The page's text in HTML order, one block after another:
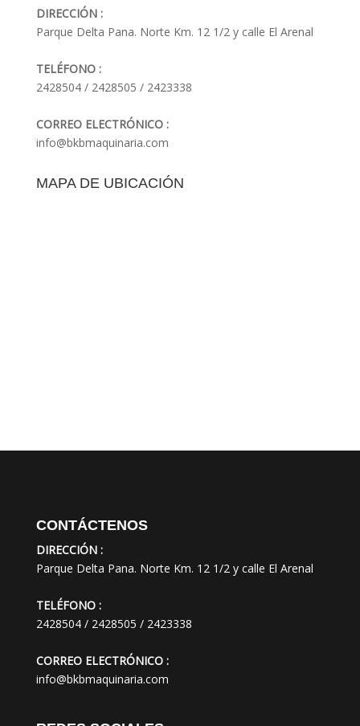
DIRECCIÓN :
Parque Delta Pana. Norte Km. 12 1/2 y calle El Arenal
TELÉFONO :
2428504 / 2428505 / 2423338
CORREO ELECTRÓNICO :
info@bkbmaquinaria.com
MAPA DE UBICACIÓN
CONTÁCTENOS
DIRECCIÓN :
Parque Delta Pana. Norte Km. 12 1/2 y calle El Arenal
TELÉFONO :
2428504 / 2428505 / 2423338
CORREO ELECTRÓNICO :
info@bkbmaquinaria.com